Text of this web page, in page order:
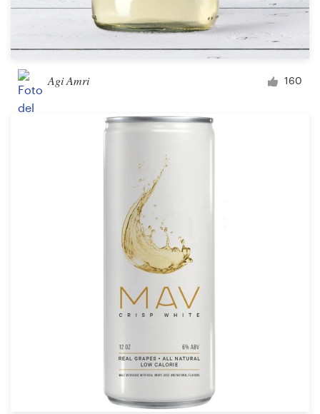
Agi Amri 160